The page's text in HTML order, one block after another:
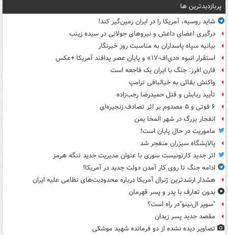
پربازدیدترین ها
شاید روسیه، آمریکا را در ایران زمین‌گیر کند!
درگیری اعضای داعش و نیروهای جولانی در سیده زینب
بیانیه سپاه پاسداران به مناسبت روز خبرنگار
استقرار انبوه «دی‌اف‑۱۷» و پایان عصر پدافند آمریکا +عکس
فارن افرز: جنگ با ایران یک فاجعه است
واکنش بقائی به خیالبافی ترامپ
تأیید ربایش و قتل حمیدرضا رجب‌زاده
۶ فوتی و ۵ مصدوم بر اثر تصادف زنجیره‌ای
انفجار بزرگ در شهر المخا یمن
ماموریت در حال پایان است!
پالایشگاه سیزران منفجر شد
اثر جدید کارتونیست سوری با عنوان مدیریت جدید تنگه هرمز
ادامه جنگ تا روی کار آمدن دولت جدید در آمریکا!
هشدار ارشدترین ژنرال آمریکا درباره محدودیت‌های نظامی علیه ایران
بدون تعارف با پدر و پسر قهرمان
"سوپر ال‌نینو"در راه است؟
مقصد جدید پسر زیدان
تصاویر دیده‌ نشده از دو فرمانده شهید موشکی